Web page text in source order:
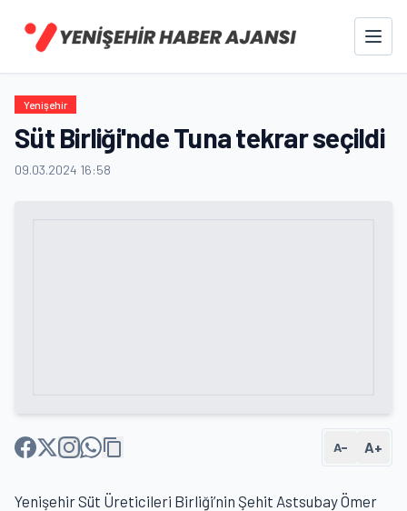
Yenişehir
Süt Birliği'nde Tuna tekrar seçildi
09.03.2024 16:58
A− A+
Yenişehir Süt Üreticileri Birliği’nin Şehit Astsubay Ömer